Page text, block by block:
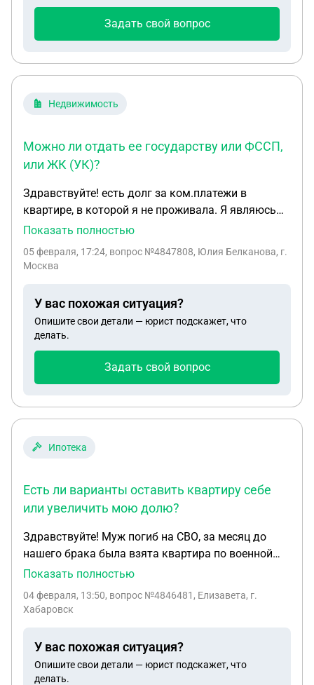
нет, если у меня 0 доход…?
Задать свой вопрос
Недвижимость
Можно ли отдать ее государству или ФССП,
или ЖК (УК)?
Здравствуйте! есть долг за ком.платежи в
квартире, в которой я не проживала. Я являюсь
собственником 1/2 доли квартиры. Кому можно
отдать ее государству или ФССП, или ЖК (УК)?
себе 2 человека,на контакт не выходят
Показать полностью
05 февраля, 17:24, вопрос №4847808, Юлия Белканова, г.
Москва
У вас похожая ситуация?
Опишите свои детали — юрист подскажет, что
делать.
Задать свой вопрос
Ипотека
Есть ли варианты оставить квартиру себе
или увеличить мою долю?
Здравствуйте! Муж погиб на СВО, за месяц до
нашего брака была взята квартира по военной
ипотеке. Сейчас мать и отец претендуют на эту
квартира достается супруге, но нотариус и
наследства. Есть ли варианты оставить квартиру
себе или увеличить мою долю?
Показать полностью
04 февраля, 13:50, вопрос №4846481, Елизавета, г.
Хабаровск
У вас похожая ситуация?
Опишите свои детали — юрист подскажет, что
делать.